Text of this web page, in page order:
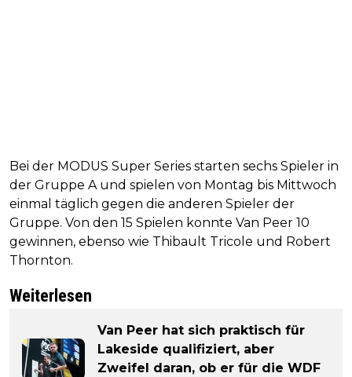
Bei der MODUS Super Series starten sechs Spieler in
der Gruppe A und spielen von Montag bis Mittwoch
einmal täglich gegen die anderen Spieler der
Gruppe. Von den 15 Spielen konnte Van Peer 10
gewinnen, ebenso wie Thibault Tricole und Robert
Thornton.
Weiterlesen
Van Peer hat sich praktisch für
Lakeside qualifiziert, aber
Zweifel daran, ob er für die WDF